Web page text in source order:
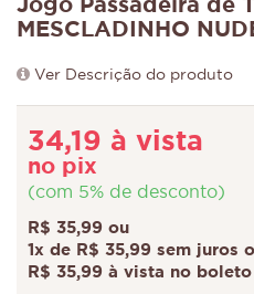
Jogo Passadeira de
MESCLADINHO
Ver Descrição do produto
34,19 à vista
no pix
(com 5% de desconto)
R$ 35,99 ou
1x de R$ 35,99 sem juros
R$ 35,99 à vista no boleto